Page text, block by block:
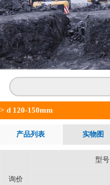
> d 120-150mm
产品列表 实物图
询价
型号